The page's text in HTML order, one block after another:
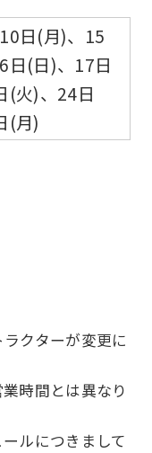
日(月)、15
日(日)、17日
(火)、24日
(月)
クターが変更に
時間とは異なり
ルにつきまして